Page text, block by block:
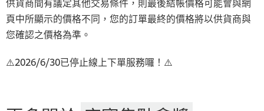
頁中所顯示的價格不同，您的訂單最終的價格將以供貨商與
您確認之價格為準。
⚠️2026/6/30已停止線上下單服務囉！⚠️